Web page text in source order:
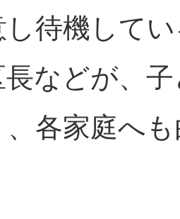
し待機して
などが、
、各家庭へ